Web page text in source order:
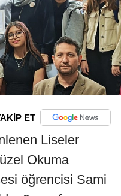
ET
Liseler
Okuma
öğrencisi Sami